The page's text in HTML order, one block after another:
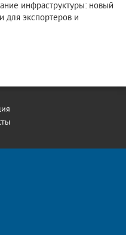
инфраструктуры: новый
для экспортеров и